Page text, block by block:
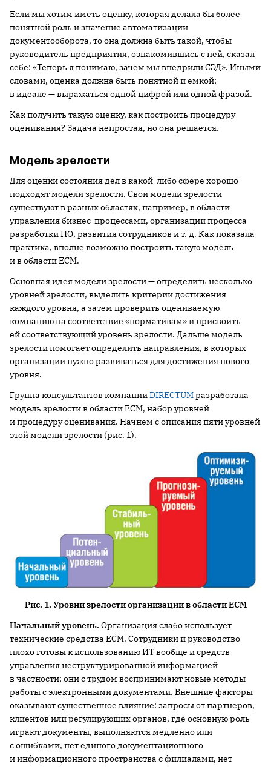
Если мы хотим иметь оценку, которая делала бы более
понятной роль и значение автоматизации
документооборота, то она должна быть такой, чтобы
руководитель предприятия, ознакомившись с ней, сказал
себе: «Теперь я понимаю, зачем мы внедрили СЭД». Иными
словами, оценка должна быть понятной и емкой;
в идеале — выражаться одной цифрой или одной фразой.
Как получить такую оценку, как построить процедуру
оценивания? Задача непростая, но она решается.
Модель зрелости
Для оценки состояния дел в какой-либо сфере хорошо
подходят модели зрелости. Свои модели зрелости
существуют в разных областях, например, в области
управления бизнес-процессами, организации процесса
разработки ПО, развития сотрудников и т. д. Как показала
практика, вполне возможно построить такую модель
и в области ECM.
Основная идея модели зрелости — определить несколько
уровней зрелости, выделить критерии достижения
каждого уровня, а затем проверить оцениваемую
компанию на соответствие «нормативам» и присвоить
ей соответствующий уровень зрелости. Дальше модель
зрелости помогает определить направления, в которых
организации нужно развиваться для достижения нового
уровня.
Группа консультантов компанииDIRECTUMразработала
модель зрелости в области ECM, набор уровней
и процедуру оценивания. Начнем с описания пяти уровней
этой модели зрелости (рис. 1).
Рис. 1. Уровни зрелости организации в области ECM
Начальный уровень. Организация слабо использует
технические средства ECM. Сотрудники и руководство
плохо готовы к использованию ИТ вообще и средств
управления неструктурированной информацией
в частности; они с трудом воспринимают новые методы
работы с электронными документами. Внешние факторы
оказывают существенное влияние: запросы от партнеров,
клиентов или регулирующих органов, где основную роль
играют документы, выполняются медленно или
с ошибками, нет единого документационного
и информационного пространства с филиалами, нет